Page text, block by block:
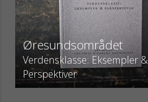
Øresundsområdet
Verdensklasse: Eksempler &
Perspektiver